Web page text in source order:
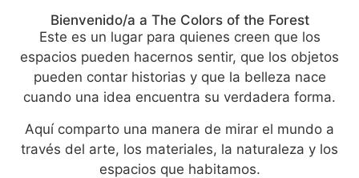
Bienvenido/a a The Colors of the Forest
Este es un lugar para quienes creen que los
espacios pueden hacernos sentir, que los objetos
pueden contar historias y que la belleza nace
cuando una idea encuentra su verdadera forma.
Aquí comparto una manera de mirar el mundo a
través del arte, los materiales, la naturaleza y los
espacios que habitamos.